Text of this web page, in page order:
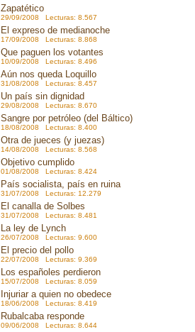
Zapatético
29/09/2008 Lecturas: 8.567
El expreso de medianoche
17/09/2008 Lecturas: 8.868
Que paguen los votantes
10/09/2008 Lecturas: 8.496
Aún nos queda Loquillo
31/08/2008 Lecturas: 8.457
Un país sin dignidad
29/08/2008 Lecturas: 8.670
Sangre por petróleo (del Báltico)
18/08/2008 Lecturas: 8.400
Otra de jueces (y juezas)
14/08/2008 Lecturas: 8.568
Objetivo cumplido
01/08/2008 Lecturas: 8.424
País socialista, país en ruina
31/07/2008 Lecturas: 12.279
El canalla de Solbes
31/07/2008 Lecturas: 8.481
La ley de Lynch
26/07/2008 Lecturas: 9.600
El precio del pollo
22/07/2008 Lecturas: 9.369
Los españoles perdieron
15/07/2008 Lecturas: 8.059
Injuriar a quien no obedece
18/06/2008 Lecturas: 8.419
Rubalcaba responde
09/06/2008 Lecturas: 8.644